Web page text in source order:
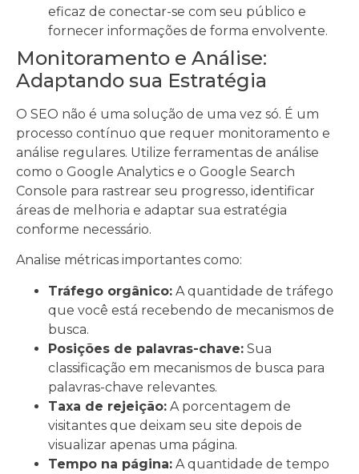
eficaz de conectar-se com seu público e
fornecer informações de forma envolvente.
Monitoramento e Análise:
Adaptando sua Estratégia
O SEO não é uma solução de uma vez só. É um
processo contínuo que requer monitoramento e
análise regulares. Utilize ferramentas de análise
como o Google Analytics e o Google Search
Console para rastrear seu progresso, identificar
áreas de melhoria e adaptar sua estratégia
conforme necessário.
Analise métricas importantes como:
Tráfego orgânico: A quantidade de tráfego
que você está recebendo de mecanismos de
busca.
Posições de palavras-chave: Sua
classificação em mecanismos de busca para
palavras-chave relevantes.
Taxa de rejeição: A porcentagem de
visitantes que deixam seu site depois de
visualizar apenas uma página.
Tempo na página: A quantidade de tempo